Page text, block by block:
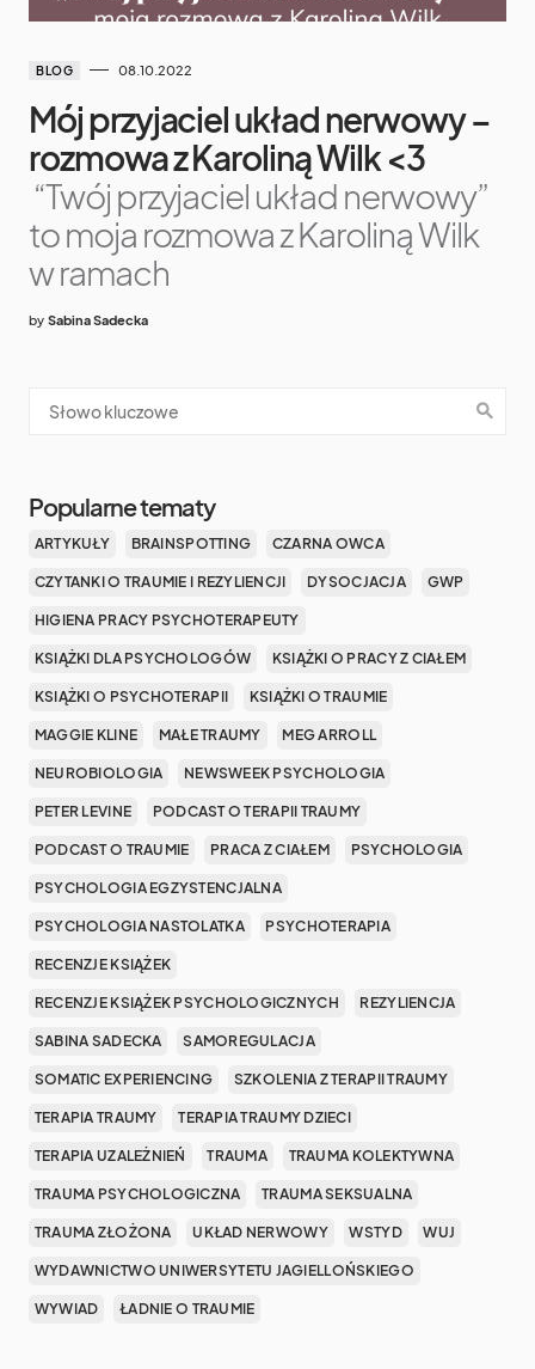
BLOG 08.10.2022
Mój przyjaciel układ nerwowy –
rozmowa z Karoliną Wilk <3
“Twój przyjaciel układ nerwowy”
to moja rozmowa z Karoliną Wilk
w ramach
by Sabina Sadecka
Popularne tematy
ARTYKUŁY BRAINSPOTTING CZARNA OWCA
CZYTANKI O TRAUMIE I REZYLIENCJI DYSOCJACJA GWP
HIGIENA PRACY PSYCHOTERAPEUTY
KSIĄŻKI DLA PSYCHOLOGÓW KSIĄŻKI O PRACY Z CIAŁEM
KSIĄŻKI O PSYCHOTERAPII KSIĄŻKI O TRAUMIE
MAGGIE KLINE MAŁE TRAUMY MEG ARROLL
NEUROBIOLOGIA NEWSWEEK PSYCHOLOGIA
PETER LEVINE PODCAST O TERAPII TRAUMY
PODCAST O TRAUMIE PRACA Z CIAŁEM PSYCHOLOGIA
PSYCHOLOGIA EGZYSTENCJALNA
PSYCHOLOGIA NASTOLATKA PSYCHOTERAPIA
RECENZJE KSIĄŻEK
RECENZJE KSIĄŻEK PSYCHOLOGICZNYCH REZYLIENCJA
SABINA SADECKA SAMOREGULACJA
SOMATIC EXPERIENCING SZKOLENIA Z TERAPII TRAUMY
TERAPIA TRAUMY TERAPIA TRAUMY DZIECI
TERAPIA UZALEŻNIEŃ TRAUMA TRAUMA KOLEKTYWNA
TRAUMA PSYCHOLOGICZNA TRAUMA SEKSUALNA
TRAUMA ZŁOŻONA UKŁAD NERWOWY WSTYD WUJ
WYDAWNICTWO UNIWERSYTETU JAGIELLOŃSKIEGO
WYWIAD ŁADNIE O TRAUMIE